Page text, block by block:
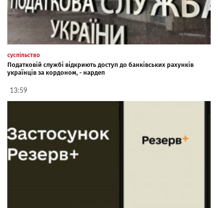
суспільство
Податковій службі відкриють доступ до банківських рахунків
українців за кордоном, - нардеп
13:59